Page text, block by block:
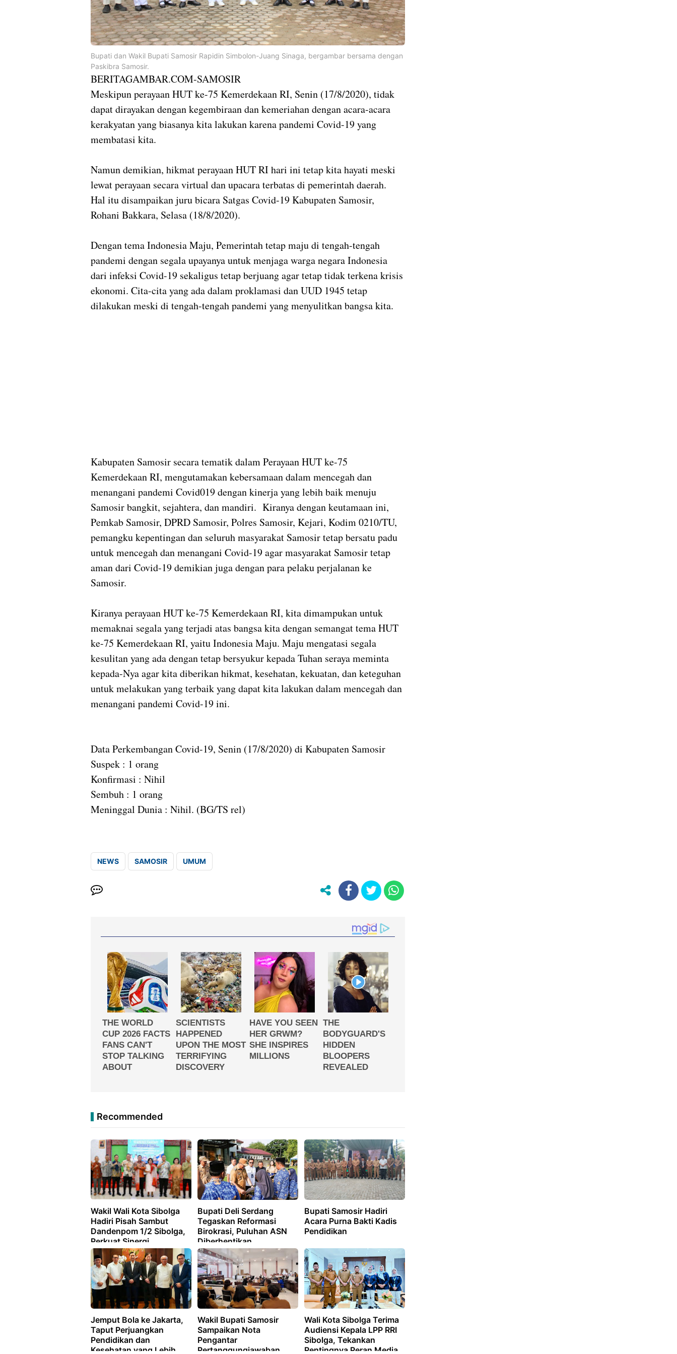
Bupati dan Wakil Bupati Samosir Rapidin Simbolon-Juang Sinaga, bergambar bersama dengan
Paskibra Samosir.
BERITAGAMBAR.COM-SAMOSIR
Meskipun perayaan HUT ke-75 Kemerdekaan RI, Senin (17/8/2020), tidak
dapat dirayakan dengan kegembiraan dan kemeriahan dengan acara-acara
kerakyatan yang biasanya kita lakukan karena pandemi Covid-19 yang
membatasi kita.
Namun demikian, hikmat perayaan HUT RI hari ini tetap kita hayati meski
lewat perayaan secara virtual dan upacara terbatas di pemerintah daerah.
Hal itu disampaikan juru bicara Satgas Covid-19 Kabupaten Samosir,
Rohani Bakkara, Selasa (18/8/2020).
Dengan tema Indonesia Maju, Pemerintah tetap maju di tengah-tengah
pandemi dengan segala upayanya untuk menjaga warga negara Indonesia
dari infeksi Covid-19 sekaligus tetap berjuang agar tetap tidak terkena krisis
ekonomi. Cita-cita yang ada dalam proklamasi dan UUD 1945 tetap
dilakukan meski di tengah-tengah pandemi yang menyulitkan bangsa kita.
Kabupaten Samosir secara tematik dalam Perayaan HUT ke-75
Kemerdekaan RI, mengutamakan kebersamaan dalam mencegah dan
menangani pandemi Covid019 dengan kinerja yang lebih baik menuju
Samosir bangkit, sejahtera, dan mandiri. Kiranya dengan keutamaan ini,
Pemkab Samosir, DPRD Samosir, Polres Samosir, Kejari, Kodim 0210/TU,
pemangku kepentingan dan seluruh masyarakat Samosir tetap bersatu padu
untuk mencegah dan menangani Covid-19 agar masyarakat Samosir tetap
aman dari Covid-19 demikian juga dengan para pelaku perjalanan ke
Samosir.
Kiranya perayaan HUT ke-75 Kemerdekaan RI, kita dimampukan untuk
memaknai segala yang terjadi atas bangsa kita dengan semangat tema HUT
ke-75 Kemerdekaan RI, yaitu Indonesia Maju. Maju mengatasi segala
kesulitan yang ada dengan tetap bersyukur kepada Tuhan seraya meminta
kepada-Nya agar kita diberikan hikmat, kesehatan, kekuatan, dan keteguhan
untuk melakukan yang terbaik yang dapat kita lakukan dalam mencegah dan
menangani pandemi Covid-19 ini.
Data Perkembangan Covid-19, Senin (17/8/2020) di Kabupaten Samosir
Suspek : 1 orang
Konfirmasi : Nihil
Sembuh : 1 orang
Meninggal Dunia : Nihil. (BG/TS rel)
NEWS SAMOSIR UMUM
Recommended
Wakil Wali Kota Sibolga
Hadiri Pisah Sambut
Dandenpom 1/2 Sibolga,
Perkuat Sinergi
Antarinstansi
Bupati Deli Serdang
Tegaskan Reformasi
Birokrasi, Puluhan ASN
Diberhentikan
Bupati Samosir Hadiri
Acara Purna Bakti Kadis
Pendidikan
Jemput Bola ke Jakarta,
Taput Perjuangkan
Pendidikan dan
Kesehatan yang Lebih
Wakil Bupati Samosir
Sampaikan Nota
Pengantar
Pertanggungjawaban
Wali Kota Sibolga Terima
Audiensi Kepala LPP RRI
Sibolga, Tekankan
Pentingnya Peran Media